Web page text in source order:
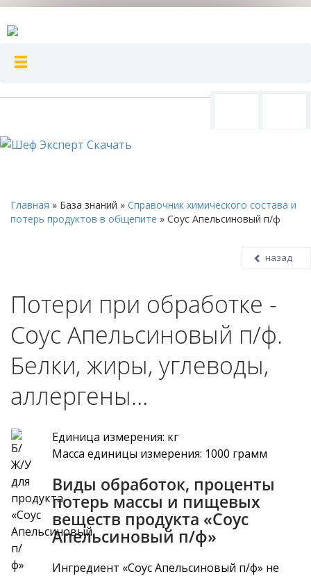
Главная » База знаний » Справочник химического состава и
потерь продуктов в общепите » Соус Апельсиновый п/ф
назад
Потери при обработке -
Соус Апельсиновый п/ф.
Белки, жиры, углеводы,
аллергены…
Единица измерения: кг
Масса единицы измерения: 1000 грамм
Виды обработок, проценты
потерь массы и пищевых
веществ продукта «Соус
Апельсиновый п/ф»
Ингредиент «Соус Апельсиновый п/ф» не